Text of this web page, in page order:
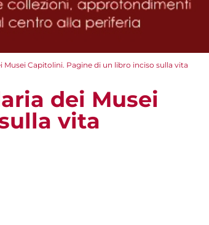
Capitolini. Pagine di un libro inciso sulla vita
dei Musei
vita